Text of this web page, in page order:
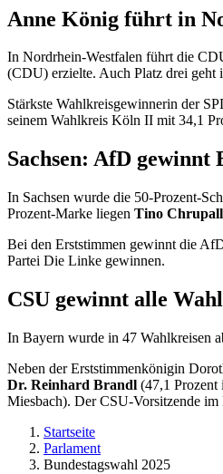
Anne König führt in
In Nordrhein-Westfalen führt die
(CDU) erzielte. Auch Platz drei geht
Stärkste Wahlkreisgewinnerin der
seinem Wahlkreis Köln II mit 34,1
Sachsen: AfD gewinnt
In Sachsen wurde die 50-Prozent-
Prozent-Marke liegen Tino
Bei den Erststimmen gewinnt die
Partei Die Linke gewinnen.
CSU gewinnt alle
In Bayern wurde in 47 Wahlkreisen
Neben der Erststimmenkönigin
Dr. Reinhard Brandl (47,1 Prozent
Miesbach). Der CSU-Vorsitzende im
Startseite
Parlament
Bundestagswahl 2025